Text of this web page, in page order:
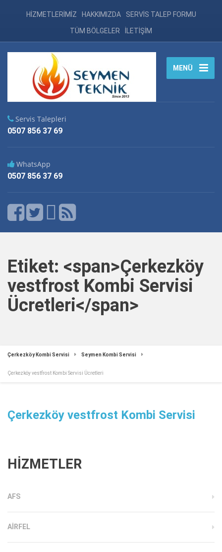
HİZMETLERİMİZ HAKKIMIZDA SERVİS TALEP FORMU
TÜM BÖLGELER İLETİŞİM
MENÜ
Servis Talepleri
0507 856 37 69
WhatsApp
0507 856 37 69
Etiket: <span>Çerkezköy
vestfrost Kombi Servisi
Ücretleri</span>
Çerkezköy Kombi Servisi Seymen Kombi Servisi
Çerkezköy vestfrost Kombi Servisi Ücretleri
Çerkezköy vestfrost Kombi Servisi
HİZMETLER
AFS
AIRFEL